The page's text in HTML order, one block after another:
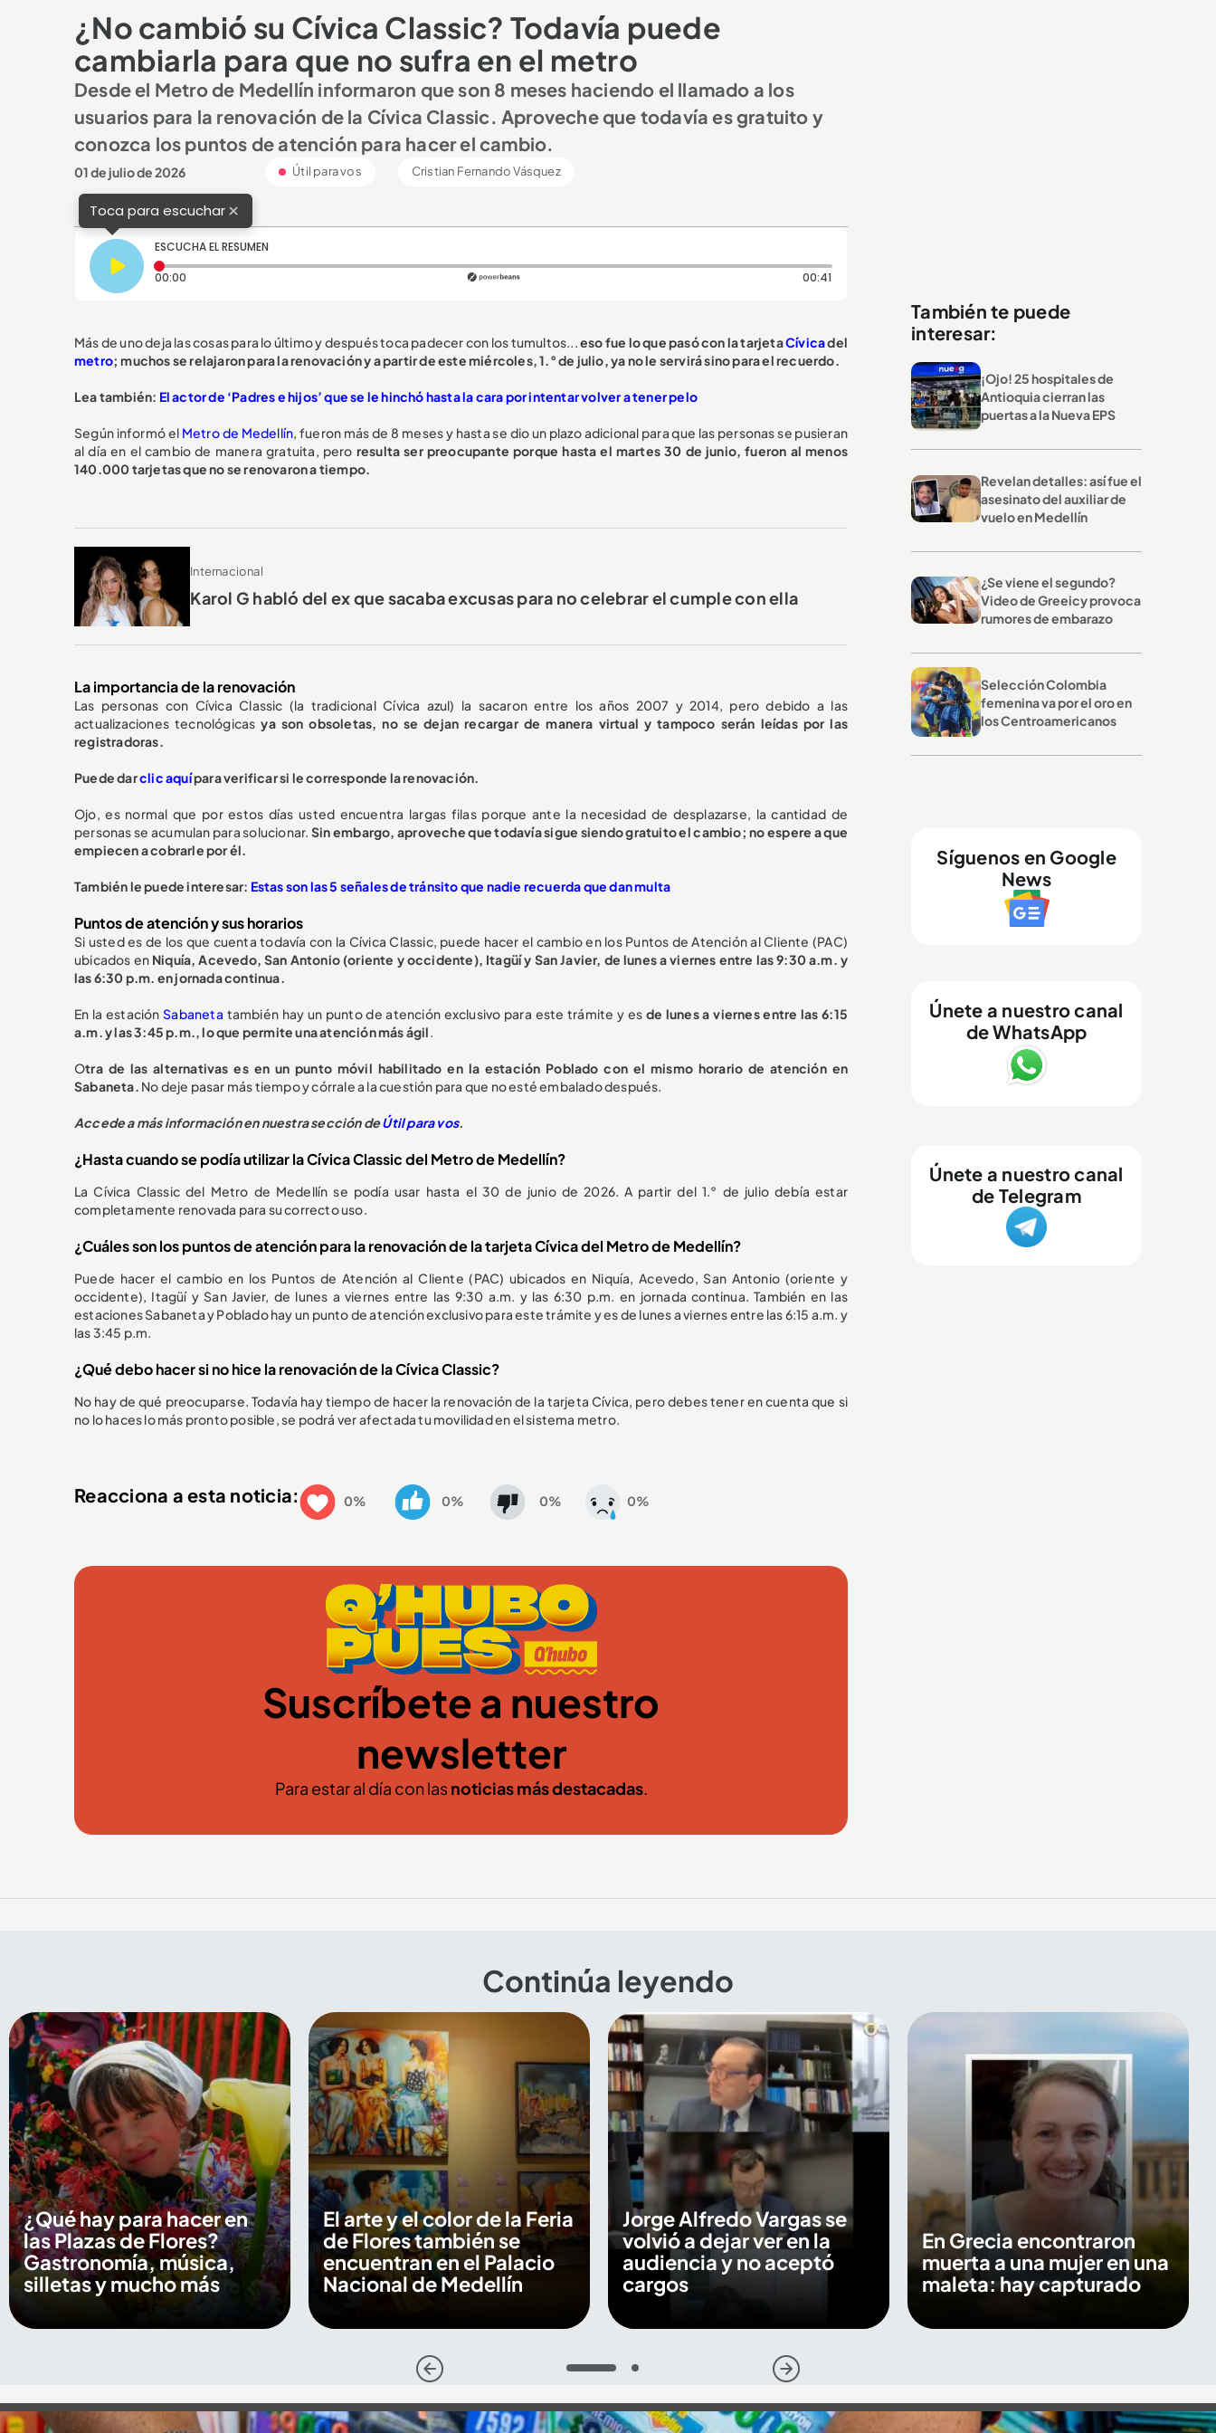
¿No cambió su Cívica Classic? Todavía puede
cambiarla para que no sufra en el metro
Desde el Metro de Medellín informaron que son 8 meses haciendo el llamado a los
usuarios para la renovación de la Cívica Classic. Aproveche que todavía es gratuito y
conozca los puntos de atención para hacer el cambio.
01 de julio de 2026 Útil para vos Cristian Fernando Vásquez
Toca para escuchar×
ESCUCHA EL RESUMEN
00:00
00:41Duración: 41 segundos
Más de uno deja las cosas para lo último y después toca padecer con los tumultos...eso fue lo que pasó con la tarjetaCívicadel
metro; muchos se relajaron para la renovación y a partir de este miércoles, 1.° de julio, ya no le servirá sino para el recuerdo.
Lea también: El actor de ‘Padres e hijos’ que se le hinchó hasta la cara por intentar volver a tener pelo
Según informó el Metro de Medellín, fueron más de 8 meses y hasta se dio un plazo adicional para que las personas se pusieran
al día en el cambio de manera gratuita, pero resulta ser preocupante porque hasta el martes 30 de junio, fueron al menos
140.000 tarjetas que no se renovaron a tiempo.
Internacional
Karol G habló del ex que sacaba excusas para no celebrar el cumple con ella
La importancia de la renovación
Las personas con Cívica Classic (la tradicional Cívica azul) la sacaron entre los años 2007 y 2014, pero debido a las
actualizaciones tecnológicasya son obsoletas, no se dejan recargar de manera virtual y tampoco serán leídas por las
registradoras.
Puede darclic aquípara verificar si le corresponde la renovación.
Ojo, es normal que por estos días usted encuentra largas filas porque ante la necesidad de desplazarse, la cantidad de
personas se acumulan para solucionar. Sin embargo, aproveche que todavía sigue siendo gratuito el cambio; no espere a que
empiecen a cobrarle por él.
También le puede interesar: Estas son las 5 señales de tránsito que nadie recuerda que dan multa
Puntos de atención y sus horarios
Si usted es de los que cuenta todavía con la Cívica Classic, puede hacer el cambio en los Puntos de Atención al Cliente (PAC)
ubicados en Niquía, Acevedo, San Antonio (oriente y occidente), Itagüí y San Javier, de lunes a viernes entre las 9:30 a.m. y
las 6:30 p.m. en jornada continua.
En la estaciónSabaneta también hay un punto de atención exclusivo para este trámite y es de lunes a viernes entre las 6:15
a.m. y las 3:45 p.m., lo que permite una atención más ágil.
Otra de las alternativas es en un punto móvil habilitado en la estación Poblado con el mismo horario de atención en
Sabaneta. No deje pasar más tiempo y córrale a la cuestión para que no esté embalado después.
Accede a más información en nuestra sección deÚtil para vos.
¿Hasta cuando se podía utilizar la Cívica Classic del Metro de Medellín?
La Cívica Classic del Metro de Medellín se podía usar hasta el 30 de junio de 2026. A partir del 1.° de julio debía estar
completamente renovada para su correcto uso.
¿Cuáles son los puntos de atención para la renovación de la tarjeta Cívica del Metro de Medellín?
Puede hacer el cambio en los Puntos de Atención al Cliente (PAC) ubicados en Niquía, Acevedo, San Antonio (oriente y
occidente), Itagüí y San Javier, de lunes a viernes entre las 9:30 a.m. y las 6:30 p.m. en jornada continua. También en las
estaciones Sabaneta y Poblado hay un punto de atención exclusivo para este trámite y es de lunes a viernes entre las 6:15 a.m. y
las 3:45 p.m.
¿Qué debo hacer si no hice la renovación de la Cívica Classic?
No hay de qué preocuparse. Todavía hay tiempo de hacer la renovación de la tarjeta Cívica, pero debes tener en cuenta que si
no lo haces lo más pronto posible, se podrá ver afectada tu movilidad en el sistema metro.
Reacciona a esta noticia: 0% 0% 0% 0%
Suscríbete a nuestro
newsletter
Para estar al día con lasnoticias más destacadas.
También te puede
interesar:
¡Ojo! 25 hospitales de
Antioquia cierran las
puertas a la Nueva EPS
Revelan detalles: así fue el
asesinato del auxiliar de
vuelo en Medellín
¿Se viene el segundo?
Video de Greeicy provoca
rumores de embarazo
Selección Colombia
femenina va por el oro en
los Centroamericanos
Síguenos en Google
News
Únete a nuestro canal
de WhatsApp
Únete a nuestro canal
de Telegram
Continúa leyendo
¿Qué hay para hacer en
las Plazas de Flores?
Gastronomía, música,
silletas y mucho más
El arte y el color de la Feria
de Flores también se
encuentran en el Palacio
Nacional de Medellín
Jorge Alfredo Vargas se
volvió a dejar ver en la
audiencia y no aceptó
cargos
En Grecia encontraron
muerta a una mujer en una
maleta: hay capturado
1 2